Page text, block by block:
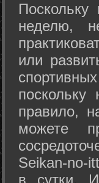
неделю,
или
поскольку
правило,
можете
Seikan-­no-­